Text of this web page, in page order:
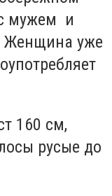
мужем и
Женщина уже
160 см,
русые до